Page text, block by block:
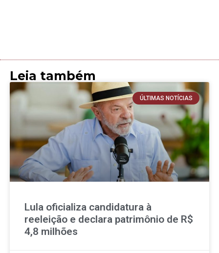
Leia também
ÚLTIMAS NOTÍCIAS
Lula oficializa candidatura à
reeleição e declara patrimônio de R$
4,8 milhões